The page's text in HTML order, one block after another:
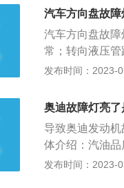
更大，光度更
奥迪a6大灯怎
动模式（auto）
开了远光灯。
道路上的光源，
汽车方向盘故障
汽车方向盘故
常；转向液压
灯的含义：汽
盘回正能力差
障灯亮起非常
的维修站进行
发布时间：2023-
奥迪故障灯亮了
导致奥迪发动
体介绍：汽油
机故障灯亮。
发布时间：2023-